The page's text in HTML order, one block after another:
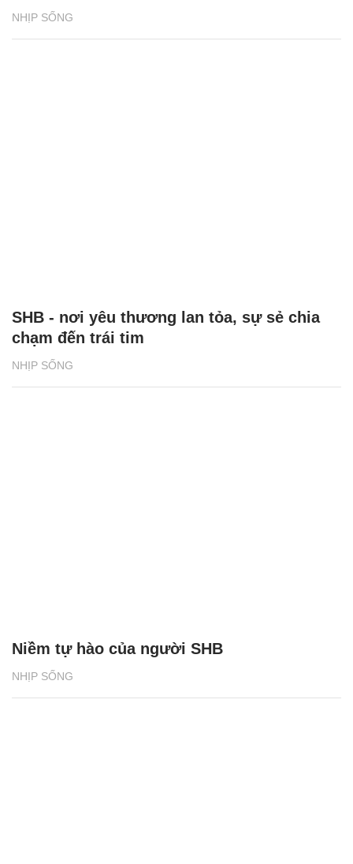
NHỊP SỐNG
NHỊP SỐNG
SHB - nơi yêu thương lan tỏa, sự sẻ chia
chạm đến trái tim
NHỊP SỐNG
Niềm tự hào của người SHB